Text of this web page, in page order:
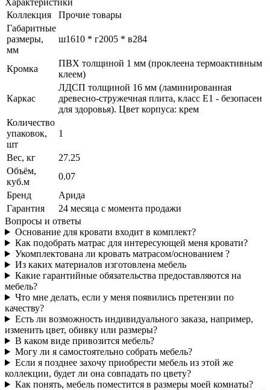
Характеристики
Коллекция
Прочие товары
Габаритные
размеры,
мм
ш1610 * г2005 * в284
Кромка
ПВХ толщиной 1 мм (проклеена термоактивным
клеем)
Каркас
ЛДСП толщиной 16 мм (ламинированная
древесно-стружечная плита, класс E1 - безопасен
для здоровья). Цвет корпуса: крем
Количество
упаковок,
шт
1
Вес, кг
27.25
Объём,
куб.м
0.07
Бренд
Арида
Гарантия
24 месяца с момента продажи
Вопросы и ответы
Основание для кровати входит в комплект?
Как подобрать матрас для интересующей меня кровати?
Укомплектована ли кровать матрасом/основанием ?
Из каких материалов изготовлена мебель
Какие гарантийные обязательства предоставляются на
мебель?
Что мне делать, если у меня появились претензии по
качеству?
Есть ли возможность индивидуального заказа, например,
изменить цвет, обивку или размеры?
В каком виде привозится мебель?
Могу ли я самостоятельно собрать мебель?
Если я позднее захочу приобрести мебель из этой же
коллекции, будет ли она совпадать по цвету?
Как понять, мебель поместится в размеры моей комнаты?